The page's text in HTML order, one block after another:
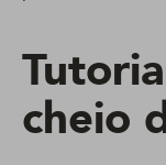
cheio